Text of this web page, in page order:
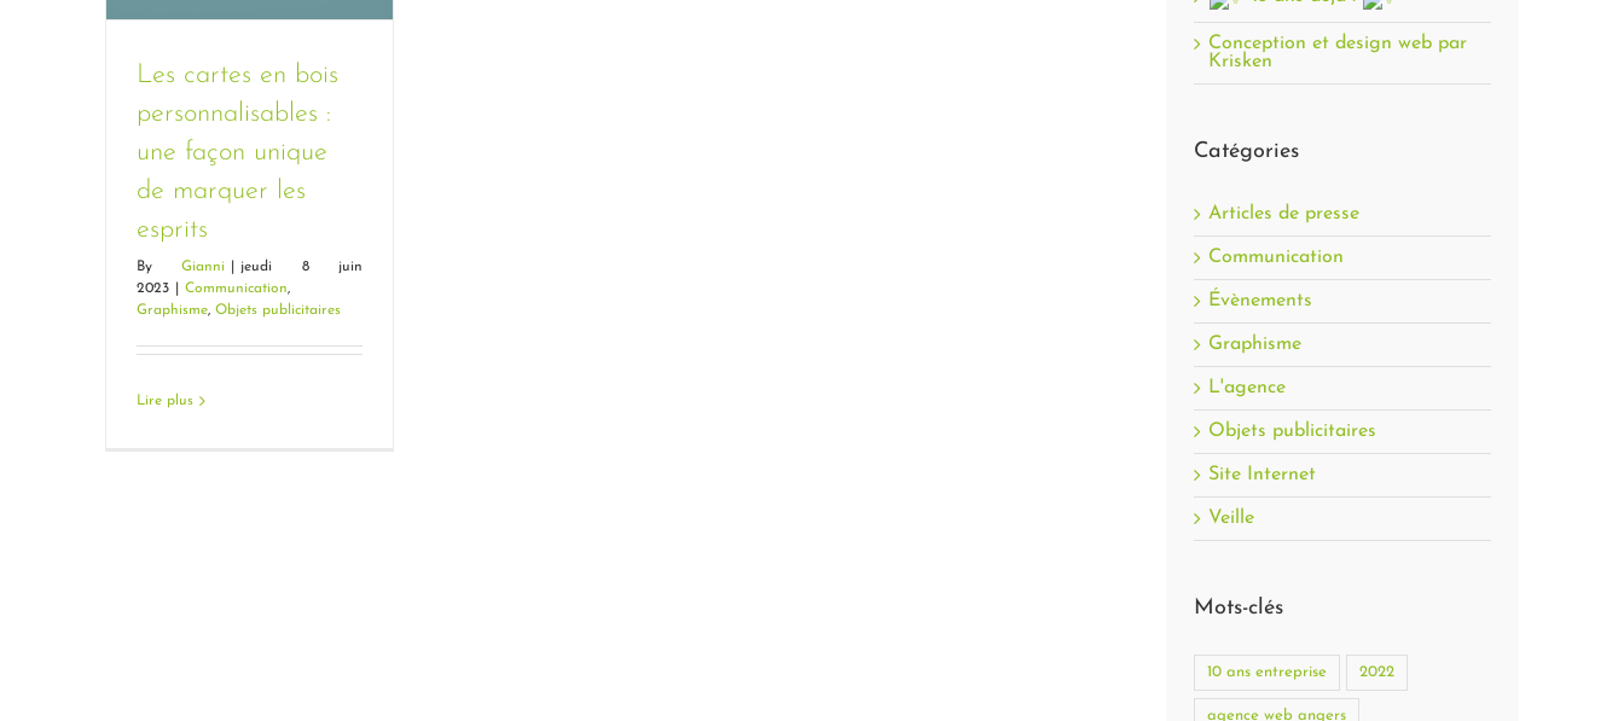
Les cartes en bois
personnalisables : une
façon unique de
marquer les esprits
Les cartes en bois
personnalisables :
une façon unique
de marquer les
esprits
ByGianni
jeudi 8 juin
2023
Communication,
Graphisme, Objets publicitaires
Lire plus
Conception et design web par
Krisken
Catégories
Articles de presse
Communication
Évènements
Graphisme
L'agence
Objets publicitaires
Site Internet
Veille
Mots-clés
10 ans entreprise 2022
agence web angers